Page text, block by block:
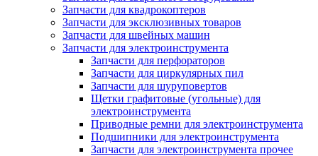
Запчасти для квадрокоптеров
Запчасти для эксклюзивных товаров
Запчасти для швейных машин
Запчасти для электроинструмента
Запчасти для перфораторов
Запчасти для циркулярных пил
Запчасти для шуруповертов
Щетки графитовые (угольные) для
электроинструмента
Приводные ремни для электроинструмента
Подшипники для электроинструмента
Запчасти для электроинструмента прочее